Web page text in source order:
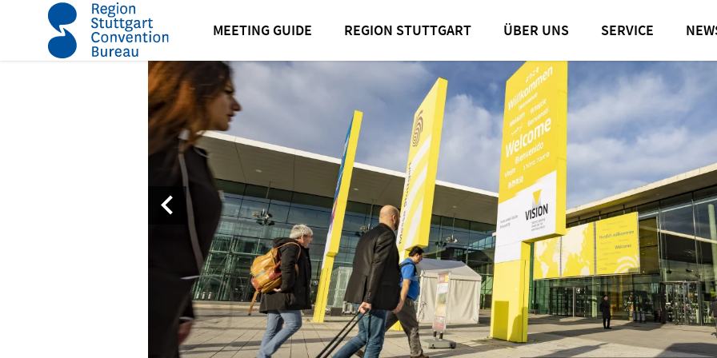
MEETING GUIDE REGION STUTTGART ÜBER UNS SERVICE
Startseite News Neuigkeiten